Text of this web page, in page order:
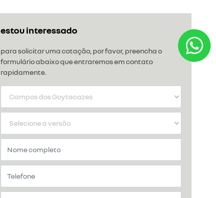
estou interessado
para solicitar uma cotação, por favor, preencha o
formulário abaixo que entraremos em contato
rapidamente.